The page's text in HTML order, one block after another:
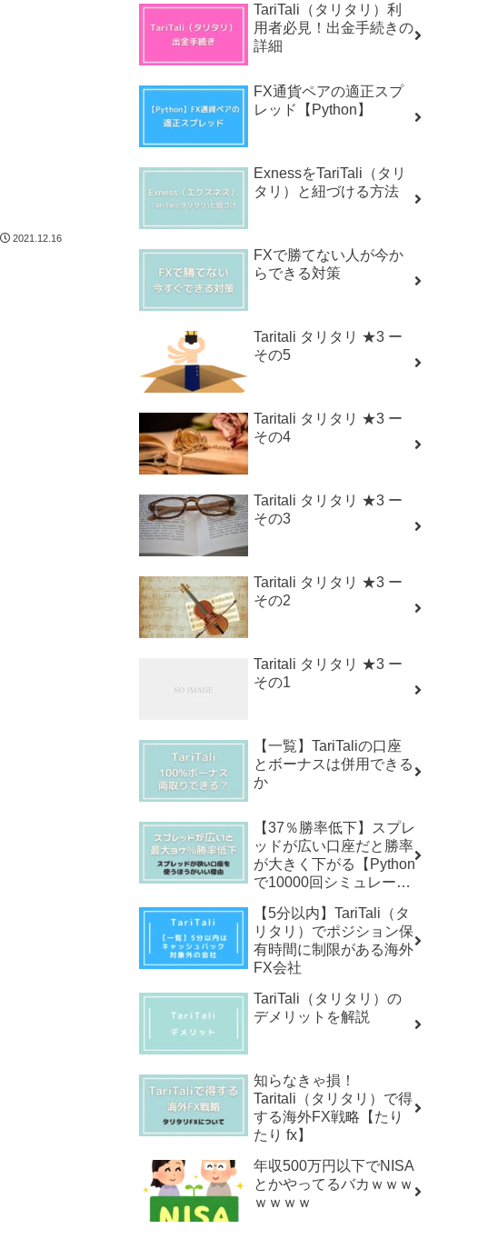
2021.12.16
TariTali（タリタリ）利
用者必見！出金手続きの
詳細
FX通貨ペアの適正スプ
レッド【Python】
ExnessをTariTali（タリ
タリ）と紐づける方法
FXで勝てない人が今か
らできる対策
Taritali タリタリ ★3 ー
その5
Taritali タリタリ ★3 ー
その4
Taritali タリタリ ★3 ー
その3
Taritali タリタリ ★3 ー
その2
Taritali タリタリ ★3 ー
その1
【一覧】TariTaliの口座
とボーナスは併用できる
か
【37％勝率低下】スプレ
ッドが広い口座だと勝率
が大きく下がる【Python
で10000回シミュレーシ
【5分以内】TariTali（タ
リタリ）でポジション保
有時間に制限がある海外
FX会社
TariTali（タリタリ）の
デメリットを解説
知らなきゃ損！
Taritali（タリタリ）で得
する海外FX戦略【たり
たり fx】
年収500万円以下でNISA
とかやってるバカｗｗｗ
ｗｗｗｗ